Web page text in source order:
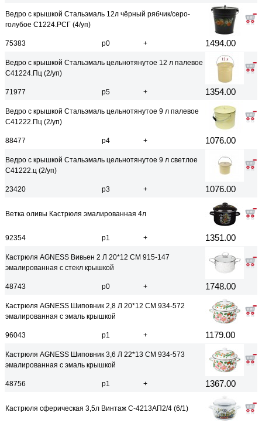
Ведро с крышкой Стальэмаль 12л чёрный рябчик/серо-
голубое С1224.РСГ (4/уп)
75383 р0 + 1494.00
Ведро с крышкой Стальэмаль цельнотянутое 12 л палевое
С41224.Пц (2/уп)
71977 р5 + 1354.00
Ведро с крышкой Стальэмаль цельнотянутое 9 л палевое
С41222.Пц (2/уп)
88477 р4 + 1076.00
Ведро с крышкой Стальэмаль цельнотянутое 9 л светлое
С41222.ц (2/уп)
23420 р3 + 1076.00
Ветка оливы Кастрюля эмалированная 4л
92354 р1 + 1351.00
Кастрюля AGNESS Вивьен 2 Л 20*12 СМ 915-147
эмалированная с стекл крышкой
48743 р0 + 1748.00
Кастрюля AGNESS Шиповник 2,8 Л 20*12 СМ 934-572
эмалированная с эмаль крышкой
96043 р1 + 1179.00
Кастрюля AGNESS Шиповник 3,6 Л 22*13 СМ 934-573
эмалированная с эмаль крышкой
48756 р1 + 1367.00
Кастрюля сферическая 3,5л Винтаж С-4213АП2/4 (6/1)